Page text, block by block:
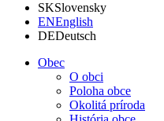
SKSlovensky
ENEnglish
DEDeutsch
Obec
O obci
Poloha obce
Okolitá príroda